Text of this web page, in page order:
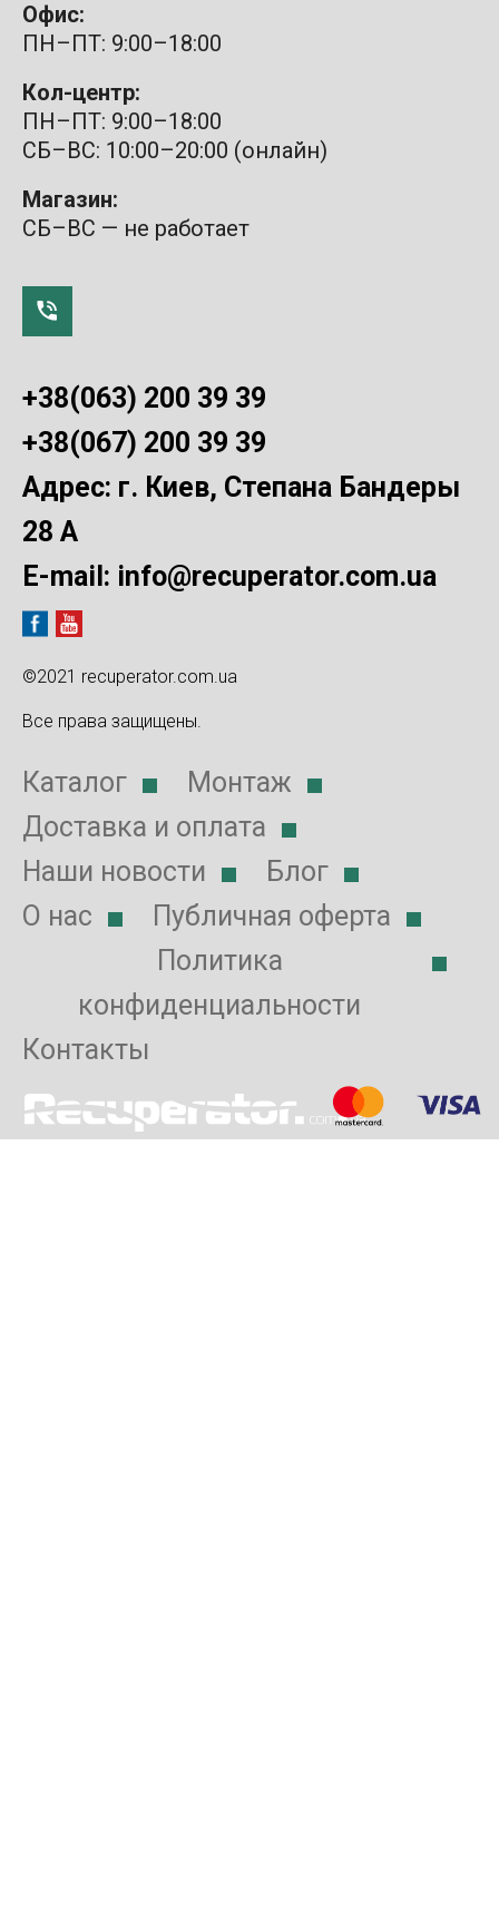
Офис:
ПН–ПТ: 9:00–18:00
Кол-центр:
ПН–ПТ: 9:00–18:00
СБ–ВС: 10:00–20:00 (онлайн)
Магазин:
СБ–ВС — не работает
+38(063) 200 39 39
+38(067) 200 39 39
Адрес: г. Киев, Степана Бандеры
28 А
E-mail: info@recuperator.com.ua
©2021 recuperator.com.ua
Все права защищены.
Каталог
Монтаж
Доставка и оплата
Наши новости
Блог
О нас
Публичная оферта
Политика
конфиденциальности
Контакты